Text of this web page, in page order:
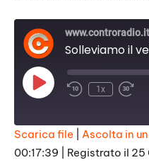
www.controradio.it
Play
Episode
1x
SHARE
Scarica file Ascolta in
00:17:39
Registrato il 25